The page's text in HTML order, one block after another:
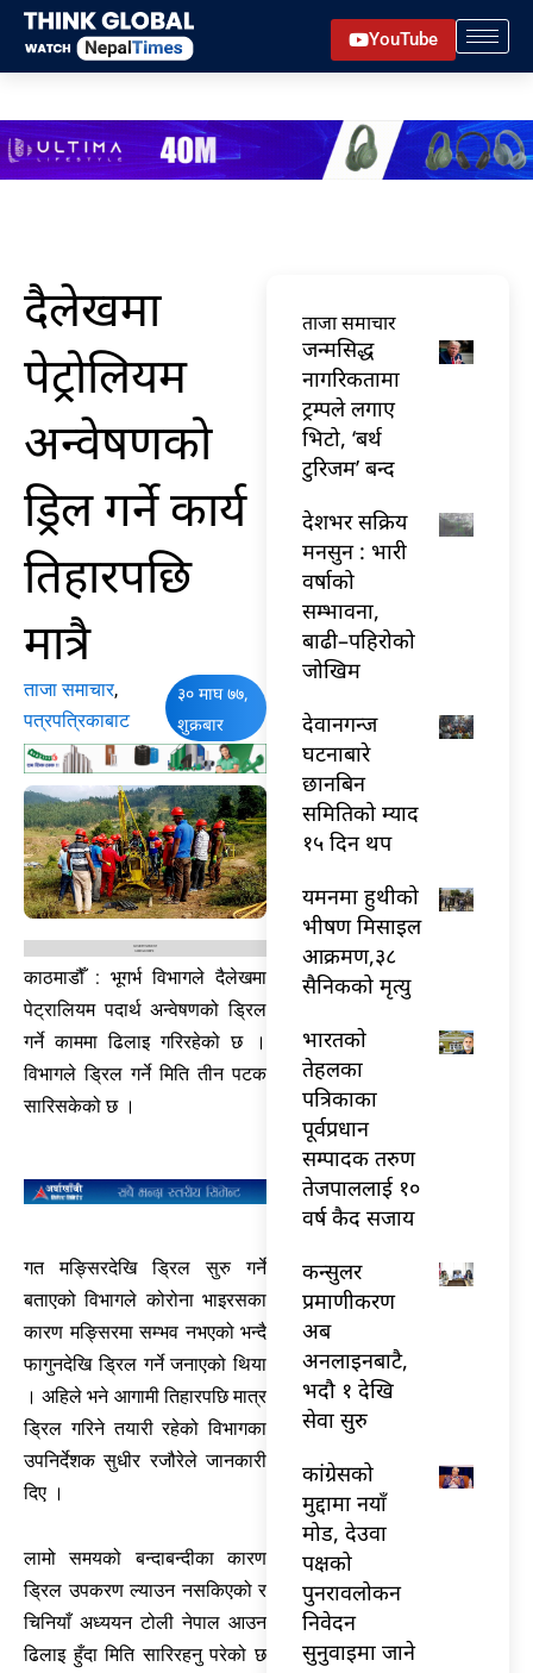
Skip
content
YouTube
दैलेखमा
पेट्रोलियम
अन्वेषणको
ड्रिल गर्ने कार्य
तिहारपछि
मात्रै
ताजा समाचार,
पत्रपत्रिकाबाट
३० माघ ७७,
शुक्रबार
काठमाडौँ : भूगर्भ विभागले दैलेखमा
पेट्रालियम पदार्थ अन्वेषणको ड्रिल
गर्ने काममा ढिलाइ गरिरहेको छ ।
विभागले ड्रिल गर्ने मिति तीन पटक
सारिसकेको छ ।
गत मङ्सिरदेखि ड्रिल सुरु गर्ने
बताएको विभागले कोरोना भाइरसका
कारण मङ्सिरमा सम्भव नभएको भन्दै
फागुनदेखि ड्रिल गर्ने जनाएको थिया
। अहिले भने आगामी तिहारपछि मात्र
ड्रिल गरिने तयारी रहेको विभागका
उपनिर्देशक सुधीर रजौरेले जानकारी
दिए ।
लामो समयको बन्दाबन्दीका कारण
ड्रिल उपकरण ल्याउन नसकिएको र
चिनियाँ अध्ययन टोली नेपाल आउन
ढिलाइ हुँदा मिति सारिरहनु परेको छ
ताजा समाचार
जन्मसिद्ध
नागरिकतामा
ट्रम्पले लगाए
भिटो, ‘बर्थ
टुरिजम’ बन्द
देशभर सक्रिय
मनसुन : भारी
वर्षाको
सम्भावना,
बाढी–पहिरोको
जोखिम
देवानगन्ज
घटनाबारे
छानबिन
समितिको म्याद
१५ दिन थप
यमनमा हुथीको
भीषण मिसाइल
आक्रमण,३८
सैनिकको मृत्यु
भारतकाे
तेहलका
पत्रिकाका
पूर्वप्रधान
सम्पादक तरुण
तेजपाललाई १०
वर्ष कैद सजाय
कन्सुलर
प्रमाणीकरण
अब
अनलाइनबाटै,
भदौ १ देखि
सेवा सुरु
कांग्रेसको
मुद्दामा नयाँ
मोड, देउवा
पक्षको
पुनरावलोकन
निवेदन
सुनुवाइमा जाने